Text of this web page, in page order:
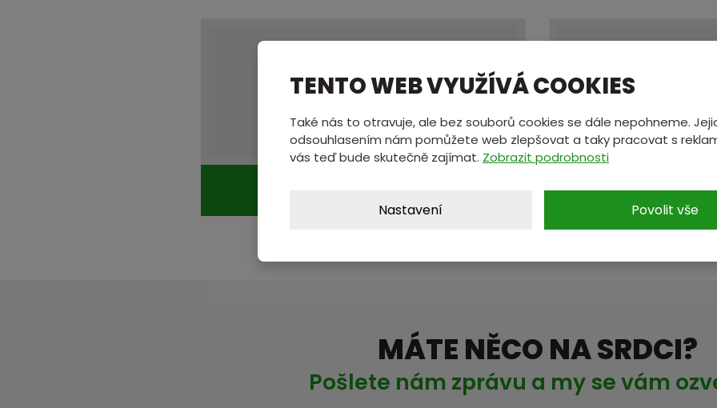
VÝKUP MATERIÁLŮ
MÁTE NĚCO NA SRDCI?
Pošlete nám zprávu a my se vám
TENTO WEB VYUŽÍVÁ COOKIES
Také nás to otravuje, ale bez souborů cookies se dále nepohneme.
odsouhlasením nám pomůžete web zlepšovat a taky pracovat s
vás teď bude skutečně zajímat. Zobrazit podrobnosti
Nastavení Povolit vše